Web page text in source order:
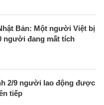
Bản: Một người Việt bị
người đang mất tích
2/9 người lao động được
tiếp